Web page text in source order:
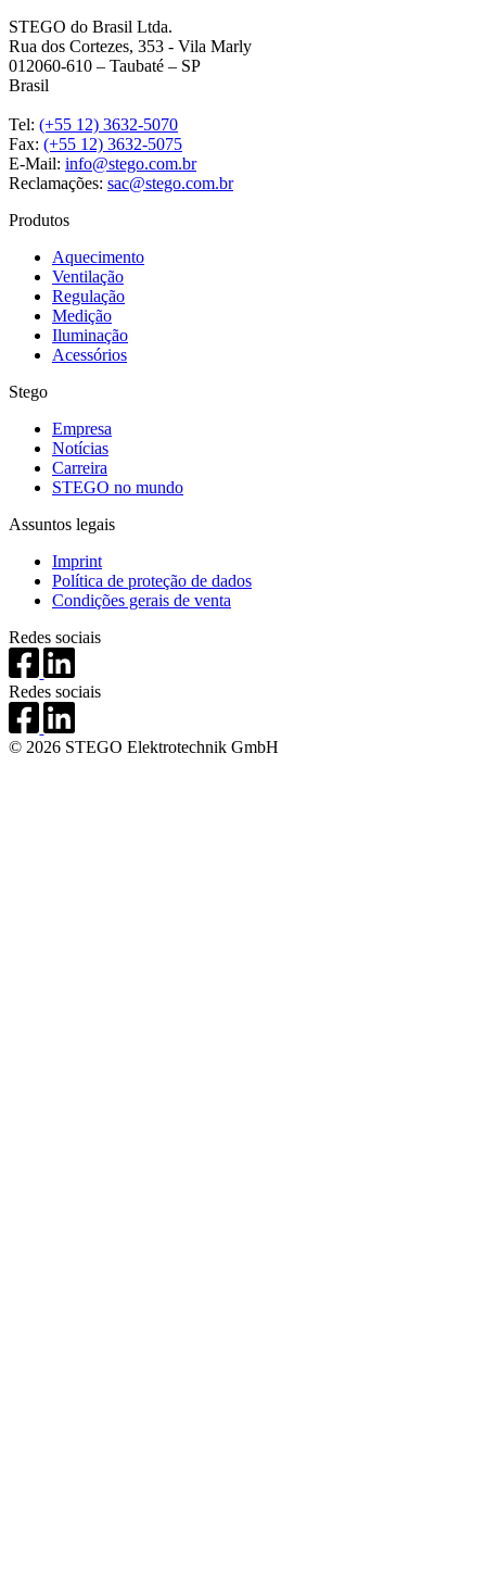
STEGO do Brasil Ltda.
Rua dos Cortezes, 353 - Vila Marly
012060-610 – Taubaté – SP
Brasil
Tel: (+55 12) 3632-5070
Fax: (+55 12) 3632-5075
E-Mail: info@stego.com.br
Reclamações: sac@stego.com.br
Produtos
Aquecimento
Ventilação
Regulação
Medição
Iluminação
Acessórios
Stego
Empresa
Notícias
Carreira
STEGO no mundo
Assuntos legais
Imprint
Política de proteção de dados
Condições gerais de venta
Redes sociais
Redes sociais
© 2026 STEGO Elektrotechnik GmbH